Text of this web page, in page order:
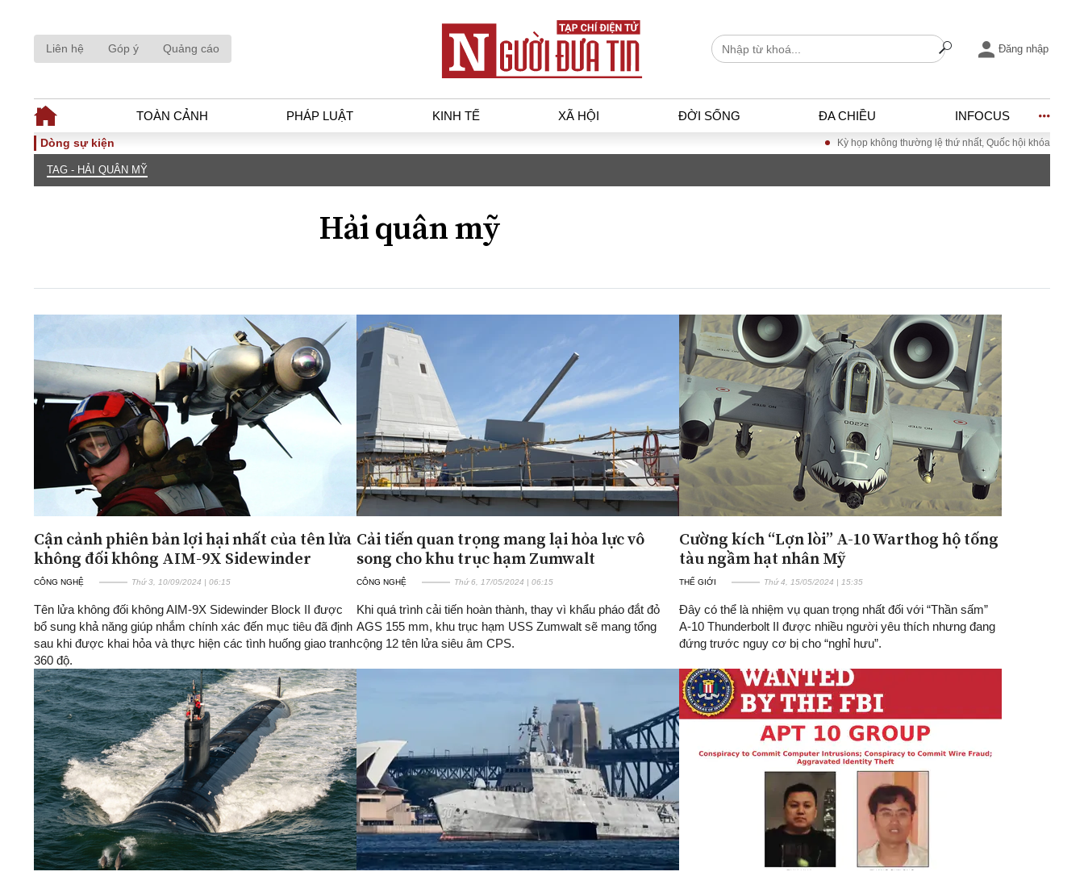
Liên hệ Góp ý Quảng cáo Đăng nhập
TOÀN CẢNH PHÁP LUẬT KINH TẾ XÃ HỘI ĐỜI SỐNG ĐA CHIỀU INFOCUS
TOÀN CẢNH
Thế giới
Góc nhìn luật gia
An ninh - Hình sự
Tài chính - Ngân hàng
Kinh tế vĩ mô
Xu hướng thị trường
Tiêu dùng và dư luận
Giao thông – Đô thị
ĐA CHIỀU
Quan điểm
Xi nhan Trái Phải
Bạn đọc viết
INFOCUS
Đăng ký tin tức mới
Dòng sự kiện Kỳ họp không thường lệ thứ nhất, Quốc hội khóa XVI Đưa
TAG - HẢI QUÂN MỸ
Hải quân mỹ
Cận cảnh phiên bản lợi hại nhất của tên lửa
không đối không AIM-9X Sidewinder
CÔNG NGHỆ Thứ 3, 10/09/2024 | 06:15
Tên lửa không đối không AIM-9X Sidewinder Block II được
bổ sung khả năng giúp nhắm chính xác đến mục tiêu đã định
sau khi được khai hỏa và thực hiện các tình huống giao tranh
360 độ.
Cải tiến quan trọng mang lại hỏa lực vô
song cho khu trục hạm Zumwalt
CÔNG NGHỆ Thứ 6, 17/05/2024 | 06:15
Khi quá trình cải tiến hoàn thành, thay vì khẩu pháo đắt đỏ
AGS 155 mm, khu trục hạm USS Zumwalt sẽ mang tổng
cộng 12 tên lửa siêu âm CPS.
Cường kích “Lợn lòi” A-10 Warthog hộ tống
tàu ngầm hạt nhân Mỹ
THẾ GIỚI Thứ 4, 15/05/2024 | 15:35
Đây có thể là nhiệm vụ quan trọng nhất đối với “Thần sấm”
A-10 Thunderbolt II được nhiều người yêu thích nhưng đang
đứng trước nguy cơ bị cho “nghỉ hưu”.